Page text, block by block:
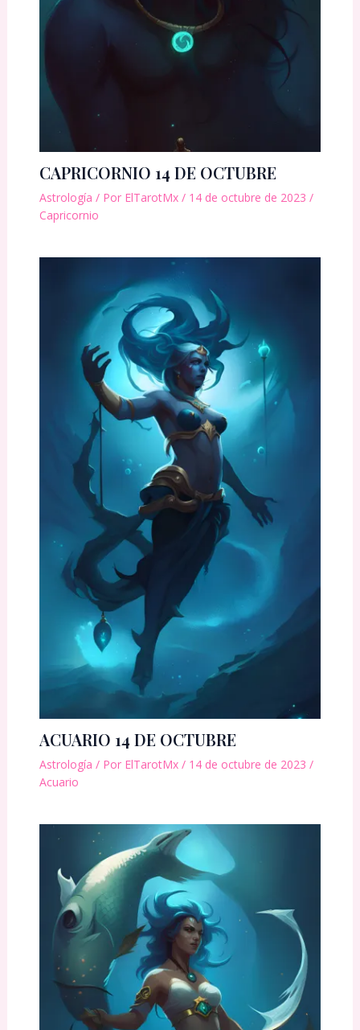
CAPRICORNIO 14 DE OCTUBRE
Astrología / Por ElTarotMx / 14 de octubre de 2023 /
Capricornio
ACUARIO 14 DE OCTUBRE
Astrología / Por ElTarotMx / 14 de octubre de 2023 /
Acuario